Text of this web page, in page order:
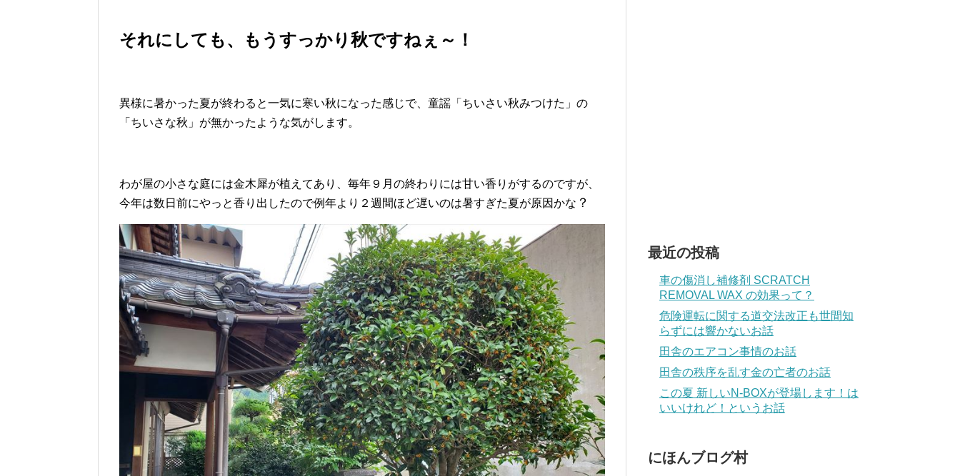
それにしても、もうすっかり秋ですねぇ～！
異様に暑かった夏が終わると一気に寒い秋になった感じで、童謡「ちいさい秋みつけた」の
「ちいさな秋」が無かったような気がします。
わが屋の小さな庭には金木犀が植えてあり、毎年９月の終わりには甘い香りがするのですが、
今年は数日前にやっと香り出したので例年より２週間ほど遅いのは暑すぎた夏が原因かな ？
最近の投稿
車の傷消し補修剤 SCRATCH
REMOVAL WAX の効果って？
危険運転に関する道交法改正も世間知
らずには響かないお話
田舎のエアコン事情のお話
田舎の秩序を乱す金の亡者のお話
この夏 新しいN-BOXが登場します！は
いいけれど！というお話
にほんブログ村